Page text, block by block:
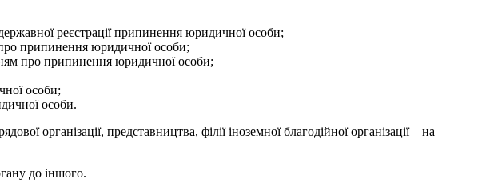
реєстрації припинення юридичної особи;
припинення юридичної особи;
про припинення юридичної особи;
особи;
особи.
організації, представництва, філії іноземної благодійної організації – на
до іншого.